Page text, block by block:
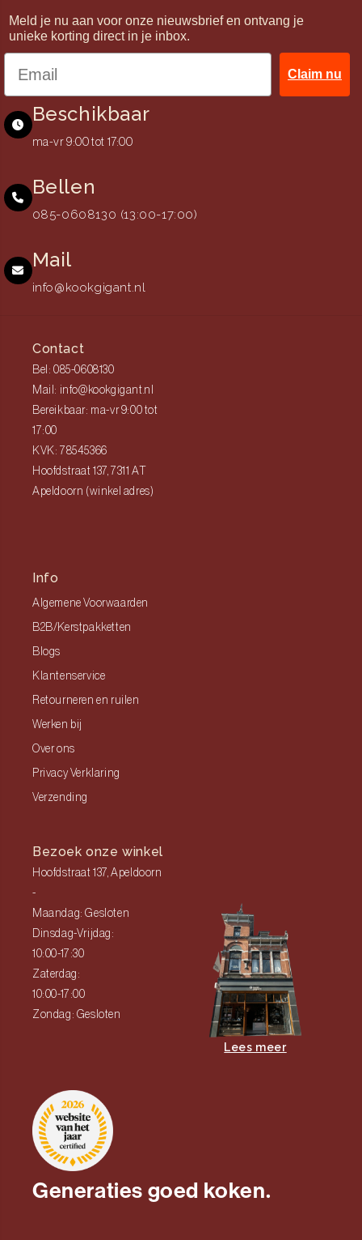
Meld je nu aan voor onze nieuwsbrief en ontvang je
unieke korting direct in je inbox.
Claim nu
Beschikbaar
ma-vr 9:00 tot 17:00
Bellen
085-0608130 (13:00-17:00)
Mail
info@kookgigant.nl
Contact
Bel: 085-0608130
Mail: info@kookgigant.nl
Bereikbaar: ma-vr 9:00 tot
17:00
KVK: 78545366
Hoofdstraat 137, 7311 AT
Apeldoorn (winkel adres)
Info
Algemene Voorwaarden
B2B/Kerstpakketten
Blogs
Klantenservice
Retourneren en ruilen
Werken bij
Over ons
Privacy Verklaring
Verzending
Bezoek onze winkel
Hoofdstraat 137, Apeldoorn
-
Maandag: Gesloten
Dinsdag-Vrijdag:
10:00-17:30
Zaterdag:
10:00-17:00
Zondag: Gesloten
Lees meer
Generaties goed koken.